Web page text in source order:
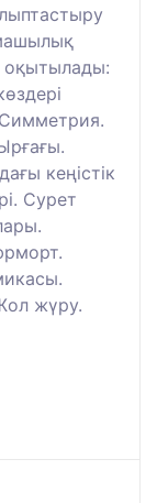
оқытылады:
кеңістік
Сурет
жүру.